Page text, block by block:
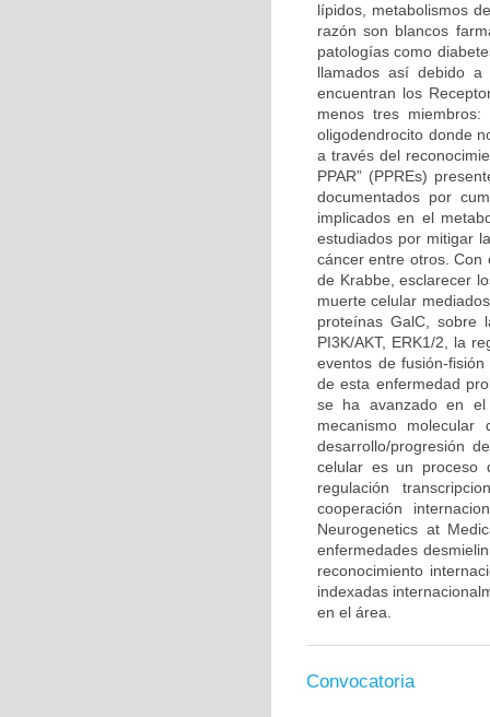
lípidos, metabolismos
razón son blancos
patologías como
llamados así debido
encuentran los
menos tres miembros:
oligodendrocito donde
a través del
PPAR” (PPREs)
documentados por
implicados en el
estudiados por mitigar
cáncer entre otros. Con
de Krabbe, esclarecer
muerte celular
proteínas GalC, sobre
PI3K/AKT, ERK1/2, la
eventos de fusión-
de esta enfermedad
se ha avanzado en el
mecanismo
desarrollo/progresión
celular es un proceso
regulación
cooperación
Neurogenetics at
enfermedades
reconocimiento
indexadas
en el área.
Convocatoria